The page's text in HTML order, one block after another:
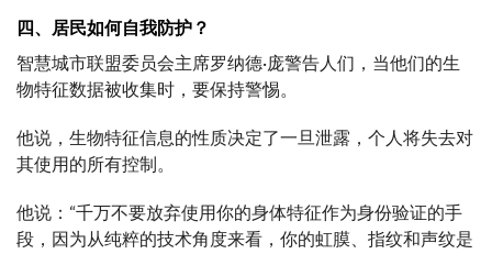
四、居民如何自我防护？
智慧城市联盟委员会主席罗纳德·庞警告人们，当他们的生
物特征数据被收集时，要保持警惕。
他说，生物特征信息的性质决定了一旦泄露，个人将失去对
其使用的所有控制。
他说：“千万不要放弃使用你的身体特征作为身份验证的手
段，因为从纯粹的技术角度来看，你的虹膜、指纹和声纹是